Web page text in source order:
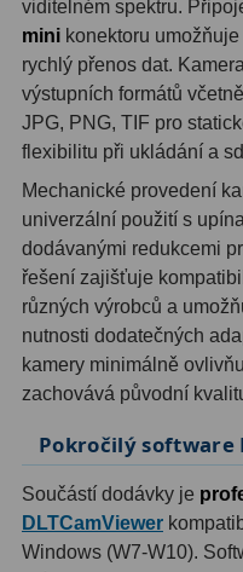
Hledáčky28
Optické hledáčky 15
Red Dot hledáčky 6
Úchyty a držáky
Příslušenství54
Redukce 1,25" a 2"17
Svítilny 5
Čištění 28
Binohlavy3
Ostatní1
viditelném spektru.
mini konektoru
rychlý přenos dat.
výstupních formátů
JPG, PNG, TIF pro
flexibilitu při ukládání a
Mechanické provedení
univerzální použití s
dodávanými redukcemi
řešení zajišťuje
různých výrobců a
nutnosti dodatečných
kamery minimálně
zachovává původní
Pokročilý software
Součástí dodávky je
DLTCamViewer
Windows (W7-W10).